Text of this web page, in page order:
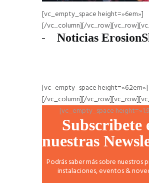
[vc_empty_space height=»6em»]
[/vc_column][/
Noticias
[vc_empty_space height=»6.2em»]
[/vc_column][/
[vc_empty_space
Subscribete
nuestras
Podrás saber más sobre nuestros
instalaciones, eventos &